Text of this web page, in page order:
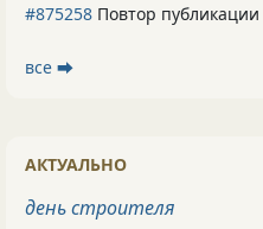
#875258 Повтор публикации
все ⮕
АКТУАЛЬНО
день строителя